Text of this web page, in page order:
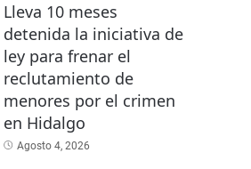
Lleva 10 meses
detenida la iniciativa de
ley para frenar el
reclutamiento de
menores por el crimen
en Hidalgo
Agosto 4, 2026